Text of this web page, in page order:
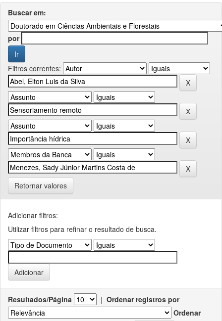
Buscar em:
por
Filtros correntes:
Retornar valores
Adicionar filtros:
Utilizar filtros para refinar o resultado de busca.
Resultados/Página | Ordenar registros por
Ordenar